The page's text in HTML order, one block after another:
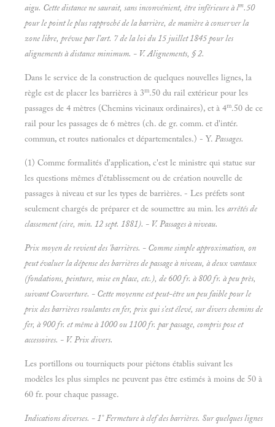
aigu. Cette distance ne saurait, sans inconvénient, être inférieure à lm.50
pour le point le plus rapproché de la barrière, de manière à conserver la
zone libre, prévue par l'art. 7 de la loi du 15 juillet 1845 pour les
alignements à distance minimum. - V.Alignements, § 2.
Dans le service de la construction de quelques nouvelles lignes, la
règle est de placer les barrières à 3m.50 du rail extérieur pour les
passages de 4 mètres (Chemins vicinaux ordinaires), et à 4m.50 de ce
rail pour les passages de 6 mètres (ch. de gr. comm. et d'intér.
commun, et routes nationales et départementales.) - Y. Passages.
(1) Comme formalités d'application, c'est le ministre qui statue sur
les questions mêmes d'établissement ou de création nouvelle de
passages à niveau et sur les types de barrières. - Les préfets sont
seulement chargés de préparer et de soumettre au min. les arrêtés de
classement (cire, min. 12 sept. 1881). - V.Passages àniveau.
Prix moyen de revient des 'barrières. - Comme simple approximation, on
peut évaluer la dépense des barrières de passage à niveau, à deux vantaux
(fondations, peinture, mise en place, etc.), de 600 fr. à 800 fr. à peu près,
suivant Couverture. - Cette moyenne est peut-être un peu faible pour le
prix des barrières roulantes en fer, prix qui s'est élevé, sur divers chemins de
fer, à 900 fr. et même à 1000 ou 1100 fr. par passage, compris pose et
accessoires. - V.Prix divers.
Les portillons ou tourniquets pour piétons établis suivant les
modèles les plus simples ne peuvent pas être estimés à moins de 50 à
60 fr. pour chaque passage.
Indications diverses. - 1° Fermetureà clef des barrières. Sur quelques lignes